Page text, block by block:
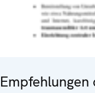
Empfehlungen